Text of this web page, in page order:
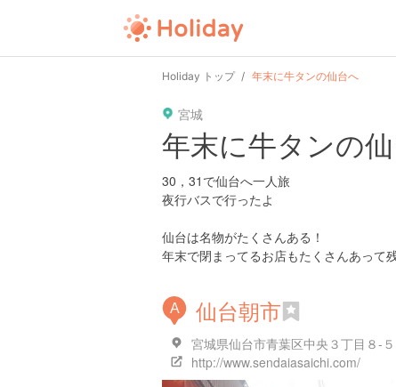
Holiday トップ 年末に牛タンの仙台へ
宮城
年末に牛タンの
30，31で仙台へ一人旅
夜行バスで行ったよ
仙台は名物がたくさんある！
年末で閉まってるお店もたくさんあって
A 仙台朝市
宮城県仙台市青葉区中央３丁目８-
http://www.sendaiasaichi.com/